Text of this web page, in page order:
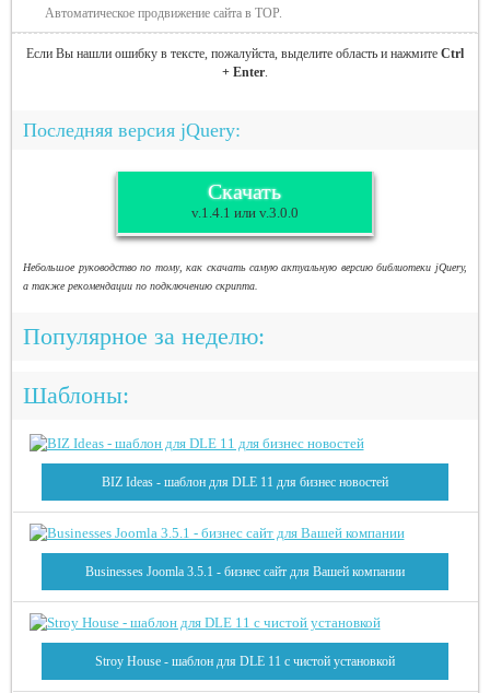
Автоматическое продвижение сайта в TOP.
Если Вы нашли ошибку в тексте, пожалуйста, выделите область и нажмите Ctrl
+ Enter.
Последняя версия jQuery:
Скачать
v.1.4.1 или v.3.0.0
Небольшое руководство по тому, как скачать самую актуальную версию библиотеки jQuery,
а также рекомендации по подключению скрипта.
Популярное за неделю:
Шаблоны:
BIZ Ideas - шаблон для DLE 11 для бизнес новостей
Businesses Joomla 3.5.1 - бизнес сайт для Вашей компании
Stroy House - шаблон для DLE 11 с чистой установкой